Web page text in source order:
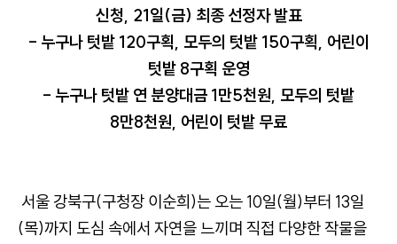
신청, 21일(금) 최종 선정자 발표
- 누구나 텃밭 120구획, 모두의 텃밭 150구획, 어린이
텃밭 8구획 운영
- 누구나 텃밭 연 분양대금 1만5천원, 모두의 텃밭
8만8천원, 어린이 텃밭 무료
서울 강북구(구청장 이순희)는 오는 10일(월)부터 13일
(목)까지 도심 속에서 자연을 느끼며 직접 다양한 작물을